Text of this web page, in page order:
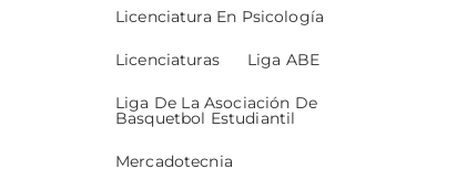
Licenciatura En Psicología
Licenciaturas Liga ABE
Liga De La Asociación De
Basquetbol Estudiantil
Mercadotecnia